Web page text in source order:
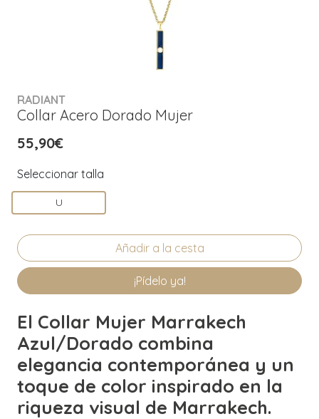
RADIANT
Collar Acero Dorado Mujer
55,90€
Seleccionar talla
U
¡Pídelo ya!
El Collar Mujer Marrakech
Azul/Dorado combina
elegancia contemporánea y un
toque de color inspirado en la
riqueza visual de Marrakech.